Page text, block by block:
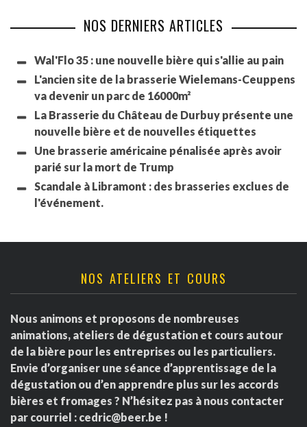
NOS DERNIERS ARTICLES
Wal'Flo 35 : une nouvelle bière qui s'allie au pain
L'ancien site de la brasserie Wielemans-Ceuppens
va devenir un parc de 16000m²
La Brasserie du Château de Durbuy présente une
nouvelle bière et de nouvelles étiquettes
Une brasserie américaine pénalisée après avoir
parié sur la mort de Trump
Scandale à Libramont : des brasseries exclues de
l'événement.
NOS ATELIERS ET COURS
Nous animons et proposons de nombreuses
animations, ateliers de dégustation et cours autour
de la bière pour les entreprises ou les particuliers.
Envie d’organiser une séance d’apprentissage de la
dégustation ou d’en apprendre plus sur les accords
bières et fromages ? N’hésitez pas à nous contacter
par courriel : cedric@beer.be !